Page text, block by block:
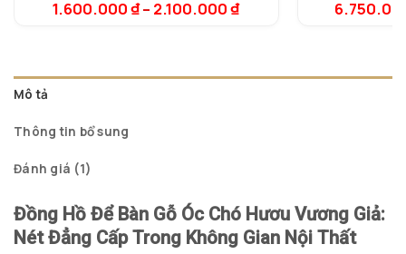
dựa trên
đánh giá
1.600.000₫– 2.100.000₫
Mô tả
Thông tin bổ sung
Đánh giá (1)
Đồng Hồ Để Bàn Gỗ Óc Chó Hươu Vương Giả:
Nét Đẳng Cấp Trong Không Gian Nội Thất